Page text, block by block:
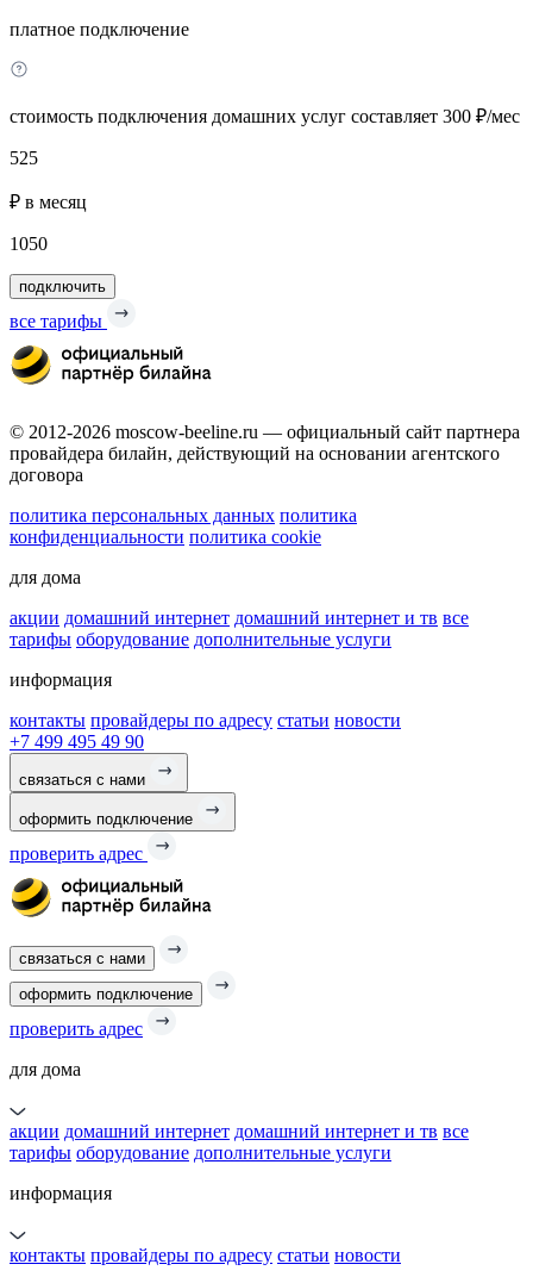
платное подключение
стоимость подключения домашних услуг составляет 300 ₽/мес
525
₽ в месяц
1050
подключить
все тарифы
© 2012-2026 moscow-beeline.ru — официальный сайт партнера
провайдера билайн, действующий на основании агентского
договора
политика персональных данных политика
конфиденциальности политика cookie
для дома
акции домашний интернет домашний интернет и тв все
тарифы оборудование дополнительные услуги
информация
контакты провайдеры по адресу статьи новости
+7 499 495 49 90
связаться с нами
оформить подключение
проверить адрес
связаться с нами
оформить подключение
проверить адрес
для дома
акции домашний интернет домашний интернет и тв все
тарифы оборудование дополнительные услуги
информация
контакты провайдеры по адресу статьи новости